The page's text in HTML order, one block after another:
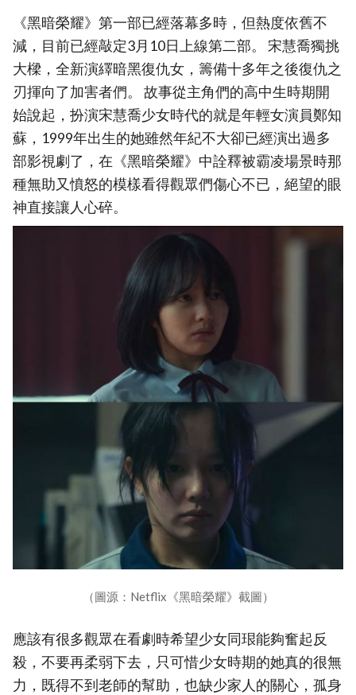
《黑暗榮耀》第一部已經落幕多時，但熱度依舊不
減，目前已經敲定3月10日上線第二部。 宋慧喬獨挑
大樑，全新演繹暗黑復仇女，籌備十多年之後復仇之
刃揮向了加害者們。 故事從主角們的高中生時期開
始說起，扮演宋慧喬少女時代的就是年輕女演員鄭知
蘇，1999年出生的她雖然年紀不大卻已經演出過多
部影視劇了，在《黑暗榮耀》中詮釋被霸凌場景時那
種無助又憤怒的模樣看得觀眾們傷心不已，絕望的眼
神直接讓人心碎。
（圖源：Netflix《黑暗榮耀》截圖）
應該有很多觀眾在看劇時希望少女同珢能夠奮起反
殺，不要再柔弱下去，只可惜少女時期的她真的很無
力，既得不到老師的幫助，也缺少家人的關心，孤身